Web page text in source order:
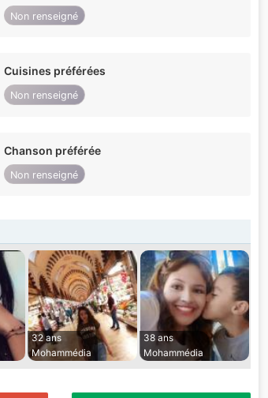
Non renseigné
Cuisines préférées
Non renseigné
Chanson préférée
Non renseigné
32 ans
Mohammédia
38 ans
Mohammédia